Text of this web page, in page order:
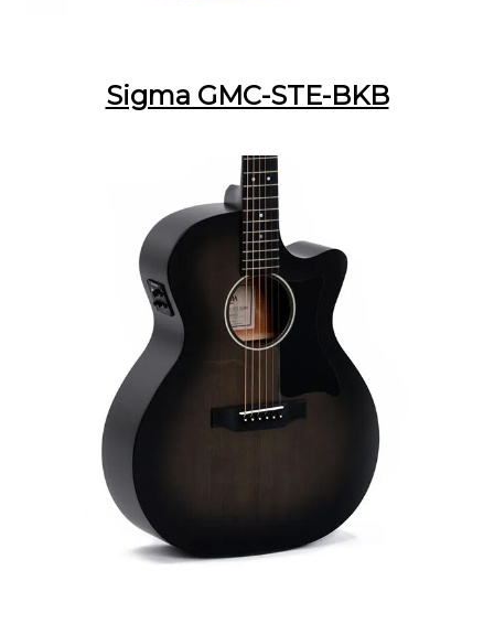
Sigma GMC-STE-BKB